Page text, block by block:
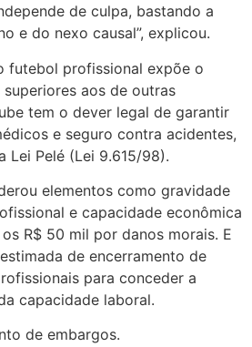
de culpa, bastando a
e do nexo causal”, explicou.
futebol profissional expõe o
aos de outras
tem o dever legal de garantir
e seguro contra acidentes,
Lei Pelé (Lei 9.615/98).
elementos como gravidade
e capacidade econômica
R$ 50 mil por danos morais. E
de encerramento de
para conceder a
capacidade laboral.
de embargos.